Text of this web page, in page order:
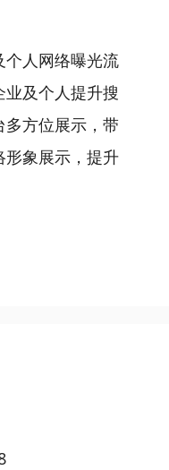
个人网络曝光流
及个人提升搜
多方位展示，带
形象展示，提升